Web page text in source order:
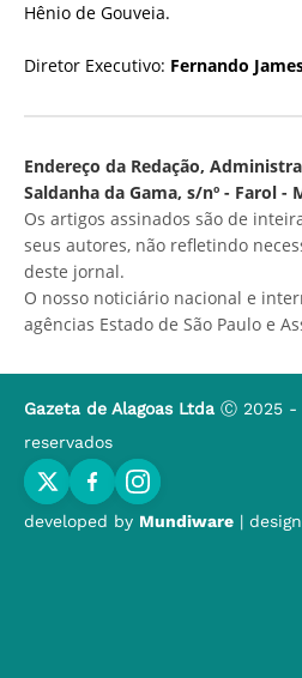
Hênio de Gouveia.
Diretor Executivo: Fernando
Endereço da Redação,
Saldanha da Gama, s/nº - Farol -
Os artigos assinados são de
seus autores, não refletindo
deste jornal.
O nosso noticiário nacional e
agências Estado de São Paulo e
Gazeta de Alagoas Ltda Ⓒ 2025 -
reservados
developed by Mundiware |